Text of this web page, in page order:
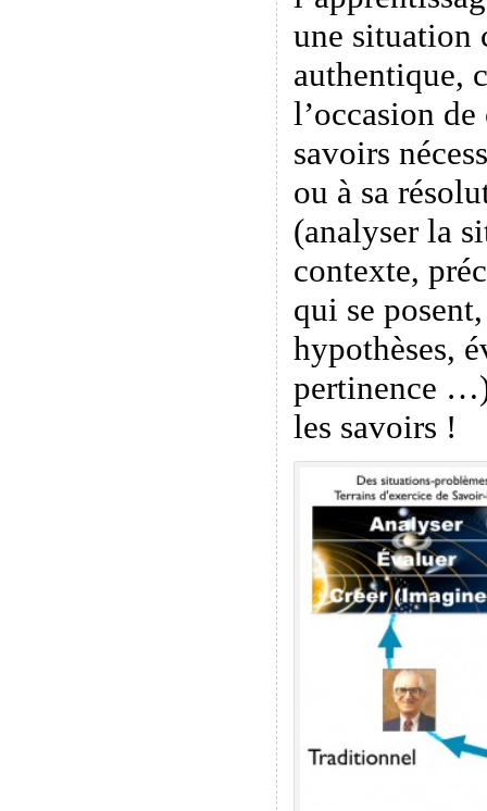
une situation
authentique,
l’occasion
savoirs
ou à sa
(analyser la
contexte,
qui se
hypothèses,
pertinence
les savoirs !